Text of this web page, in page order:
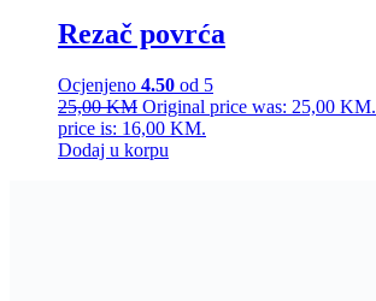
Rezač povrća
Ocjenjeno 4.50 od 5
25,00KM Original price was: 25,00 KM.
price is: 16,00 KM.
Dodaj u korpu